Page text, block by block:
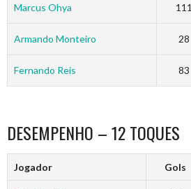
Marcus Ohya 111
Armando Monteiro 28
Fernando Reis 83
DESEMPENHO – 12 TOQUES
Jogador Gols